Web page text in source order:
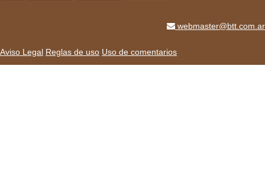
webmaster@btt.com.ar
Aviso Legal Reglas de uso Uso de comentarios